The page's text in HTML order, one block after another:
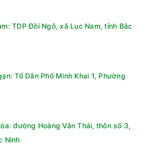
hiện đại, tính năng ưu việt cùng mức
TDP Đồi Ngô, xã Lục Nam, tỉnh Bắc
Tổ Dân Phố Minh Khai 1, Phường
đường Hoàng Văn Thái, thôn số 3,
Ninh